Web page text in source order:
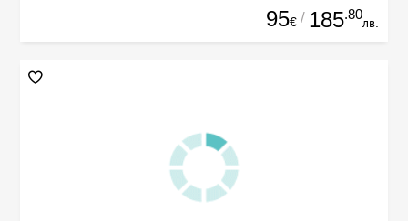
95€ / 185.80
лв.